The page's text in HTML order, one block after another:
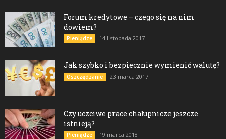
Forum kredytowe – czego się na nim
dowiem?
Pieniądze 14 listopada 2017
Jak szybko i bezpiecznie wymienić walutę?
Oszczędzanie 23 marca 2017
Czy uczciwe prace chałupnicze jeszcze
istnieją?
Pieniądze 19 marca 2018